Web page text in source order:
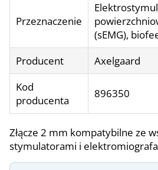
Przeznaczenie
(sEMG),
Producent
Axelgaard
Kod
producenta
896350
Złącze 2 mm kompatybilne ze
stymulatorami i